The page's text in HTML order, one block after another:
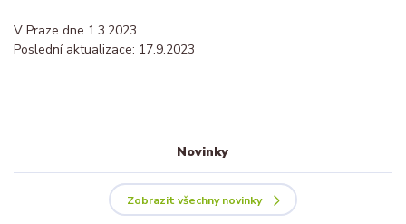
Novinky
Zobrazit všechny novinky
V Praze dne 1.3.2023
Poslední aktualizace: 17.9.2023